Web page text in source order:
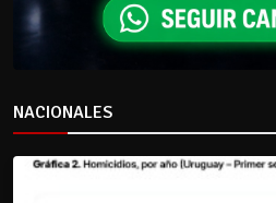
NACIONALES